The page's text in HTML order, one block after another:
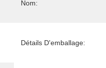
Nom:
Détails D'emballage: